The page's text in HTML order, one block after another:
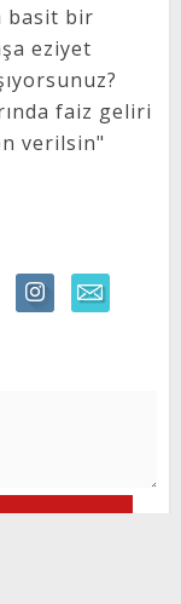
basit bir
eziyet
faiz geliri
verilsin"